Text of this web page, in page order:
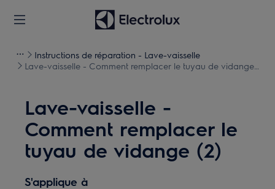
Instructions de réparation - Lave-vaisselle
Lave-vaisselle - Comment remplacer le tuyau de vidange
Lave-vaisselle -
Comment remplacer le
tuyau de vidange (2)
S'applique à